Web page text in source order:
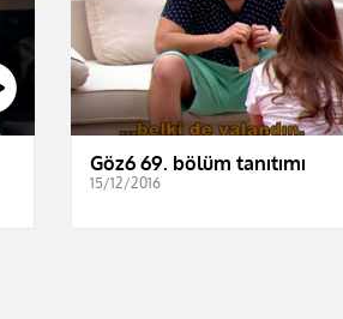
Göz6 69. bölüm tanıtımı
15/12/2016